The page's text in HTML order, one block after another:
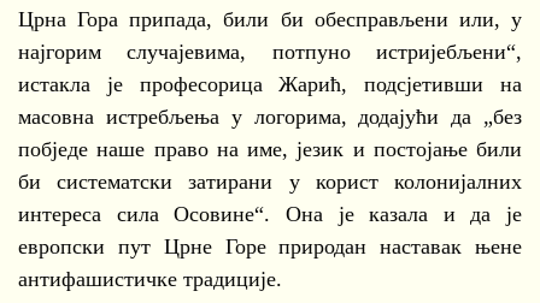
Црна Гора припада, били би обесправљени или, у
најгорим случајевима, потпуно истријебљени“,
истакла је професорица Жарић, подсјетивши на
масовна истребљења у логорима, додајући да „без
побједе наше право на име, језик и постојање били
би систематски затирани у корист колонијалних
интереса сила Осовине“. Она је казала и да је
европски пут Црне Горе природан наставак њене
антифашистичке традиције.